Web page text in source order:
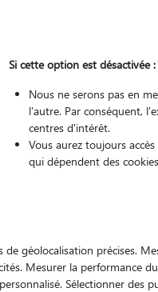
Pour
Si cette option est désactivée :
Nous ne serons pas en
l'autre. Par conséquent,
centres d'intérêt.
Vous aurez toujours
qui dépendent des
géolocalisation précises.
Mesurer la performance
Sélectionner des